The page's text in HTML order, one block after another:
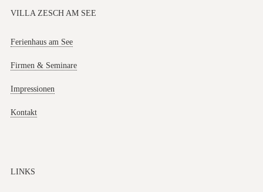
VILLA ZESCH AM SEE
Ferienhaus am See
Firmen & Seminare
Impressionen
Kontakt
LINKS